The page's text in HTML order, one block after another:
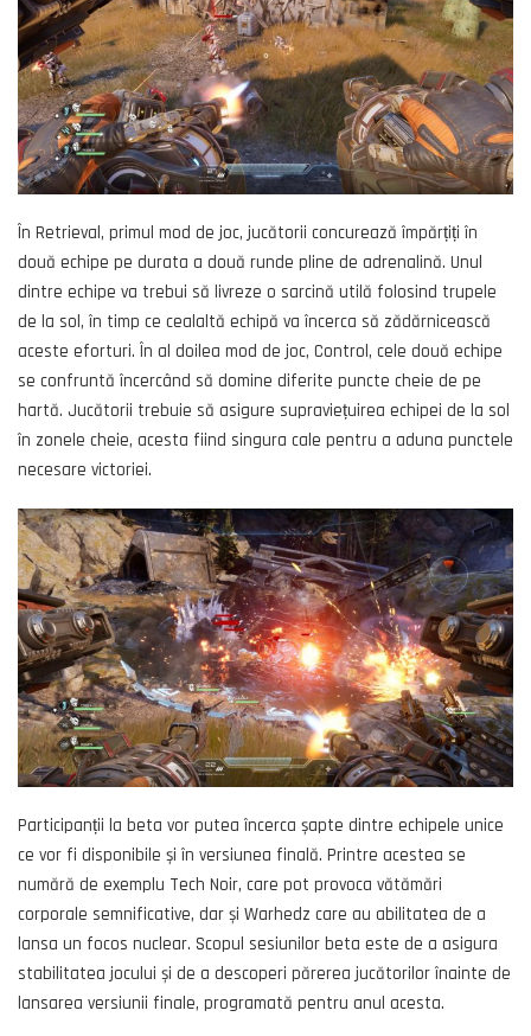
În Retrieval, primul mod de joc, jucătorii concurează împărțiți în
două echipe pe durata a două runde pline de adrenalină. Unul
dintre echipe va trebui să livreze o sarcină utilă folosind trupele
de la sol, în timp ce cealaltă echipă va încerca să zădărnicească
aceste eforturi. În al doilea mod de joc, Control, cele două echipe
se confruntă încercând să domine diferite puncte cheie de pe
hartă. Jucătorii trebuie să asigure supraviețuirea echipei de la sol
în zonele cheie, acesta fiind singura cale pentru a aduna punctele
necesare victoriei.
Participanții la beta vor putea încerca șapte dintre echipele unice
ce vor fi disponibile și în versiunea finală. Printre acestea se
numără de exemplu Tech Noir, care pot provoca vătămări
corporale semnificative, dar și Warhedz care au abilitatea de a
lansa un focos nuclear. Scopul sesiunilor beta este de a asigura
stabilitatea jocului și de a descoperi părerea jucătorilor înainte de
lansarea versiunii finale, programată pentru anul acesta.